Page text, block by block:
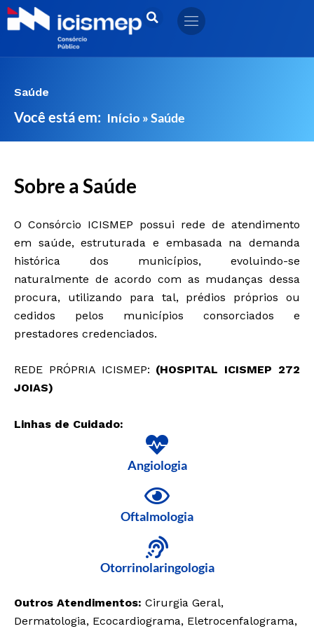
Ir
para
Saúde
Você está em: Início »Saúde
Sobre a Saúde
O Consórcio ICISMEP possui rede de atendimento
em saúde, estruturada e embasada na demanda
histórica dos municípios, evoluindo-se
naturalmente de acordo com as mudanças dessa
procura, utilizando para tal, prédios próprios ou
cedidos pelos municípios consorciados e
prestadores credenciados.
REDE PRÓPRIA ICISMEP: (HOSPITAL ICISMEP 272
JOIAS)
Linhas de Cuidado:
Angiologia
Oftalmologia
Otorrinolaringologia
Outros Atendimentos: Cirurgia Geral,
Dermatologia, Ecocardiograma, Eletrocenfalograma,